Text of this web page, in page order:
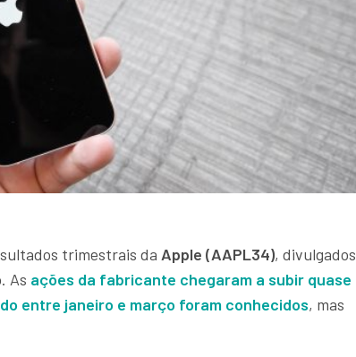
trimestrais da Apple (AAPL34), divulgados
As ações da fabricante chegaram a subir quase
entre janeiro e março foram conhecidos, mas